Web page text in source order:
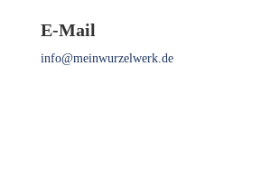
E-Mail
info@meinwurzelwerk.de